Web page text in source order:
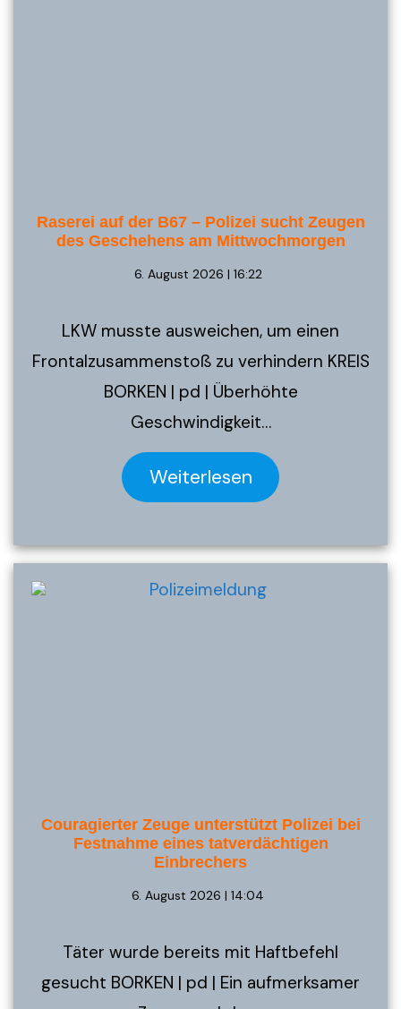
Raserei auf der B67 – Polizei sucht Zeugen
des Geschehens am Mittwochmorgen
6. August 2026 | 16:22
LKW musste ausweichen, um einen
Frontalzusammenstoß zu verhindern KREIS
BORKEN | pd | Überhöhte
Geschwindigkeit…
Weiterlesen
Couragierter Zeuge unterstützt Polizei bei
Festnahme eines tatverdächtigen
Einbrechers
6. August 2026 | 14:04
Täter wurde bereits mit Haftbefehl
gesucht BORKEN | pd | Ein aufmerksamer